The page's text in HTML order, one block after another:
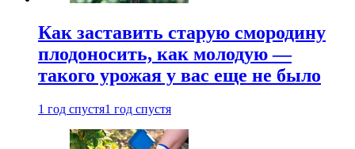
Как заставить старую смородину
плодоносить, как молодую —
такого урожая у вас еще не было
1 год спустя1 год спустя